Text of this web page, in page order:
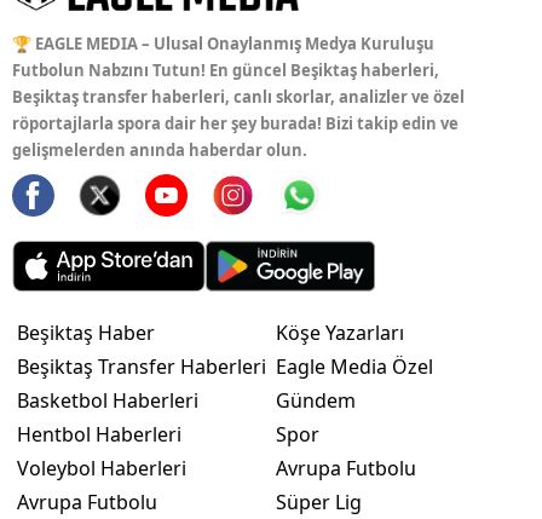
🏆 EAGLE MEDIA – Ulusal Onaylanmış Medya Kuruluşu
Futbolun Nabzını Tutun! En güncel Beşiktaş haberleri,
Beşiktaş transfer haberleri, canlı skorlar, analizler ve özel
röportajlarla spora dair her şey burada! Bizi takip edin ve
gelişmelerden anında haberdar olun.
Beşiktaş Haber
Beşiktaş Transfer Haberleri
Basketbol Haberleri
Hentbol Haberleri
Voleybol Haberleri
Avrupa Futbolu
Köşe Yazarları
Eagle Media Özel
Gündem
Spor
Avrupa Futbolu
Süper Lig